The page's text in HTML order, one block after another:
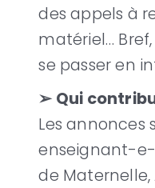
des appels à
matériel…
se passer en
➢ Qui
Les annonces
enseignant-
de Maternelle,